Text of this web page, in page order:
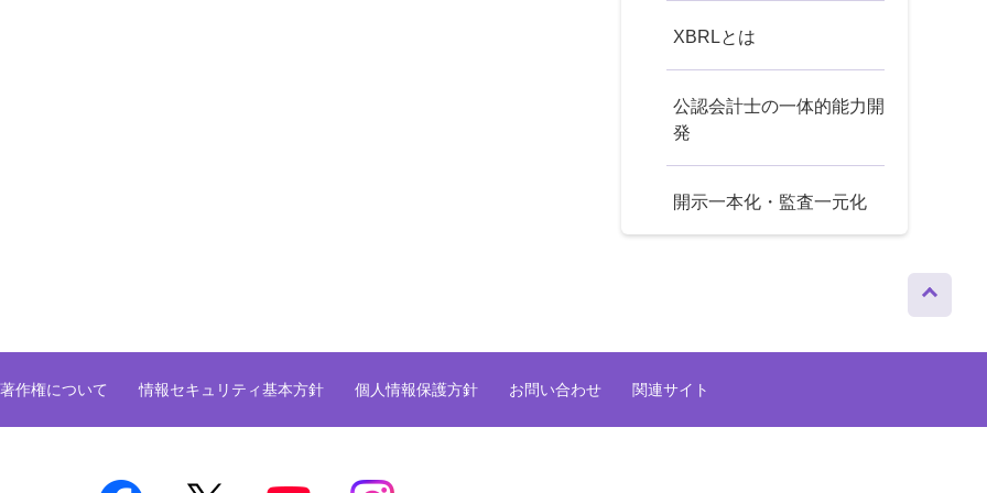
XBRLとは
公認会計士の一体的能力開
発
開示一本化・監査一元化
ップへ
作権について 情報セキュリティ基本方針 個人情報保護方針 お問い合わせ 関連サイト